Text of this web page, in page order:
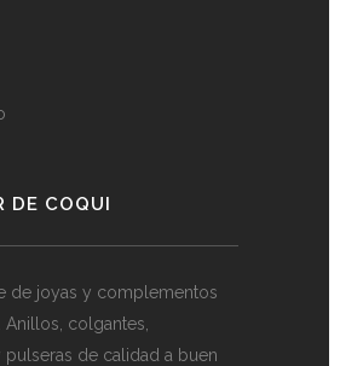
DE COQUI
de joyas y complementos
colgantes,
pulseras de calidad a buen